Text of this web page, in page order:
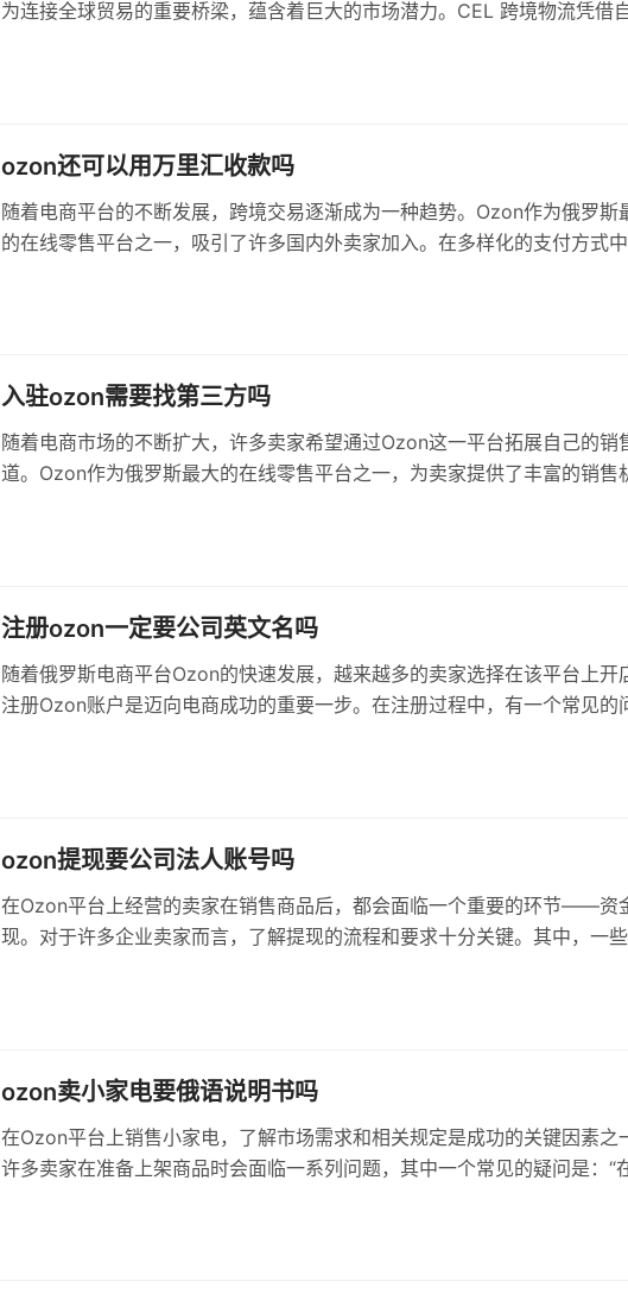
为连接全球贸易的重要桥梁，蕴含着巨大的市场潜力。CEL 跨境物流凭借
ozon还可以用万里汇收款吗
随着电商平台的不断发展，跨境交易逐渐成为一种趋势。Ozon作为俄罗斯
的在线零售平台之一，吸引了许多国内外卖家加入。在多样化的支付方式
入驻ozon需要找第三方吗
随着电商市场的不断扩大，许多卖家希望通过Ozon这一平台拓展自己的销
道。Ozon作为俄罗斯最大的在线零售平台之一，为卖家提供了丰富的销售
注册ozon一定要公司英文名吗
随着俄罗斯电商平台Ozon的快速发展，越来越多的卖家选择在该平台上开
注册Ozon账户是迈向电商成功的重要一步。在注册过程中，有一个常见的
ozon提现要公司法人账号吗
在Ozon平台上经营的卖家在销售商品后，都会面临一个重要的环节——资
现。对于许多企业卖家而言，了解提现的流程和要求十分关键。其中，一
ozon卖小家电要俄语说明书吗
在Ozon平台上销售小家电，了解市场需求和相关规定是成功的关键因素之
许多卖家在准备上架商品时会面临一系列问题，其中一个常见的疑问是：“